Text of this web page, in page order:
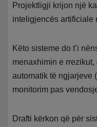
Projektligji krijon një
inteligjencës artificiale
Këto sisteme do t’i
menaxhimin e
automatik të ngjarjeve
monitorim pas
Drafti kërkon që për